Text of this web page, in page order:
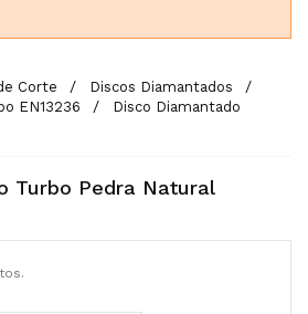
Corte
Discos Diamantados
EN13236
Disco Diamantado
Turbo Pedra Natural